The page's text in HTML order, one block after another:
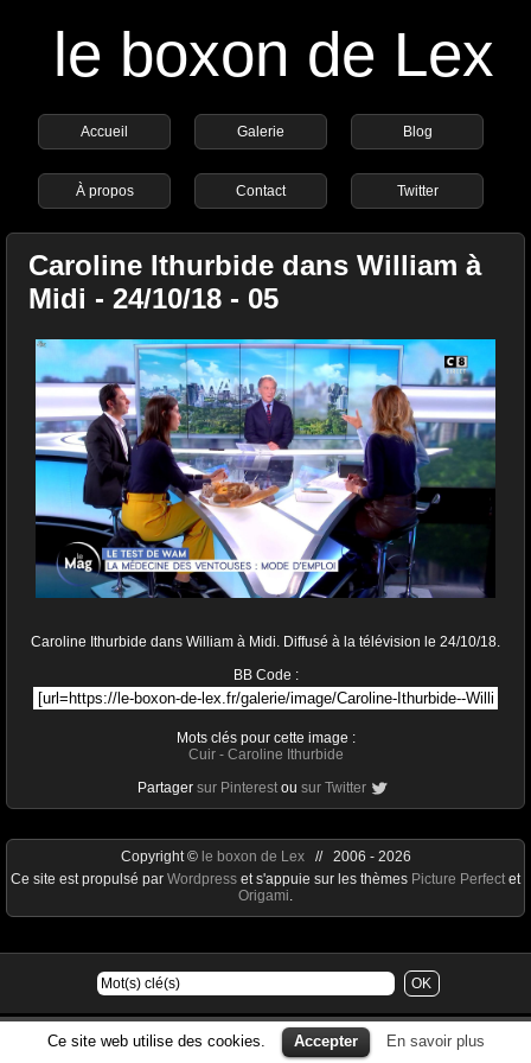
le boxon de Lex
Accueil Galerie Blog
À propos Contact Twitter
Caroline Ithurbide dans William à
Midi - 24/10/18 - 05
Caroline Ithurbide dans William à Midi. Diffusé à la télévision le 24/10/18.
BB Code :
Mots clés pour cette image :
Cuir- Caroline Ithurbide
Partager sur Pinterest ou sur Twitter
Ce site web utilise des cookies. Accepter En savoir plus
Copyright © le boxon de Lex// 2006 - 2026
Ce site est propulsé par Wordpress et s'appuie sur les thèmes Picture Perfect et
Origami.